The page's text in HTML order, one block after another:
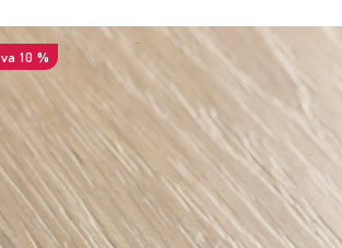
10 %